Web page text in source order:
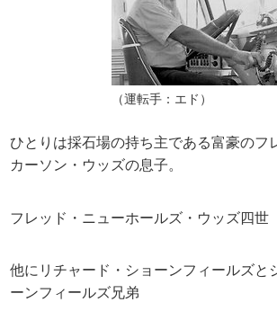
（運転手：エド）
ひとりは採石場の持ち主である富豪のフ
カーソン・ウッズの息子。
フレッド・ニューホールズ・ウッズ四世
他にリチャード・ショーンフィールズと
ーンフィールズ兄弟